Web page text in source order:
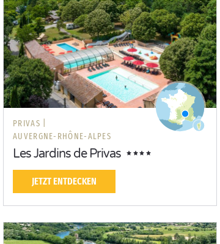
PRIVAS |
AUVERGNE-RHÔNE-ALPES
Les Jardins de Privas
JETZT ENTDECKEN